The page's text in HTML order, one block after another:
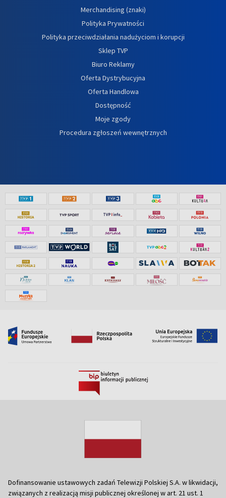
Merchandising (znaki)
Polityka Prywatności
Polityka przeciwdziałania nadużyciom i korupcji
Sklep TVP
Biuro Reklamy
Oferta Dystrybucyjna
Oferta Handlowa
Dostępność
Moje zgody
Procedura zgłoszeń wewnętrznych
Dofinansowanie ustawowych zadań Telewizji Polskiej S.A. w likwidacji,
związanych z realizacją misji publicznej określonej w art. 21 ust. 1